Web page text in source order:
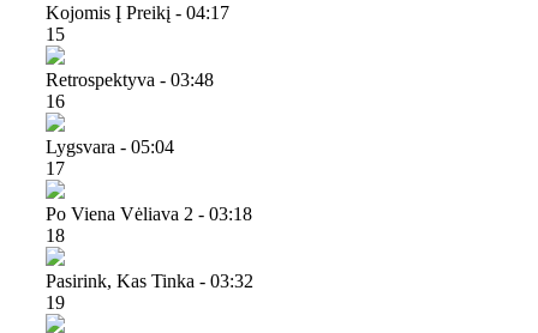
Kojomis Į Preikį - 04:17
15
Retrospektyva - 03:48
16
Lygsvara - 05:04
17
Po Viena Vėliava 2 - 03:18
18
Pasirink, Kas Tinka - 03:32
19